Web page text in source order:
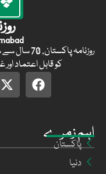
اہم زمرے
پاکستان
دنیا
روزنامہ
کو قابل اعتماد اور